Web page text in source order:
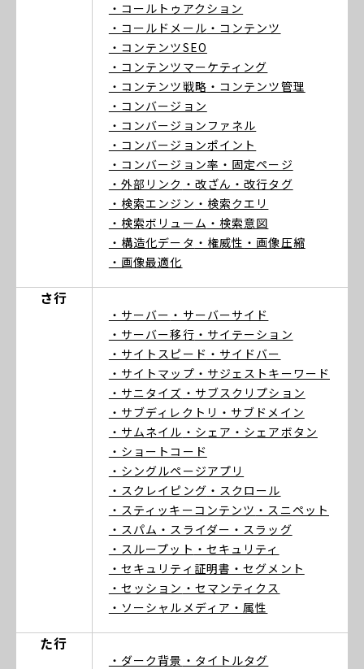
・コールトゥアクション
・コールドメール ・コンテンツ
・コンテンツSEO
・コンテンツマーケティング
・コンテンツ戦略 ・コンテンツ管理
・コンバージョン
・コンバージョンファネル
・コンバージョンポイント
・コンバージョン率 ・固定ページ
・外部リンク ・改ざん ・改行タグ
・検索エンジン ・検索クエリ
・検索ボリューム ・検索意図
・構造化データ ・権威性 ・画像圧縮
・画像最適化
さ行
・サーバー ・サーバーサイド
・サーバー移行 ・サイテーション
・サイトスピード ・サイドバー
・サイトマップ ・サジェストキーワード
・サニタイズ ・サブスクリプション
・サブディレクトリ ・サブドメイン
・サムネイル ・シェア ・シェアボタン
・ショートコード
・シングルページアプリ
・スクレイピング ・スクロール
・スティッキーコンテンツ ・スニペット
・スパム ・スライダー ・スラッグ
・スループット ・セキュリティ
・セキュリティ証明書 ・セグメント
・セッション ・セマンティクス
・ソーシャルメディア ・属性
た行
・ダーク背景 ・タイトルタグ